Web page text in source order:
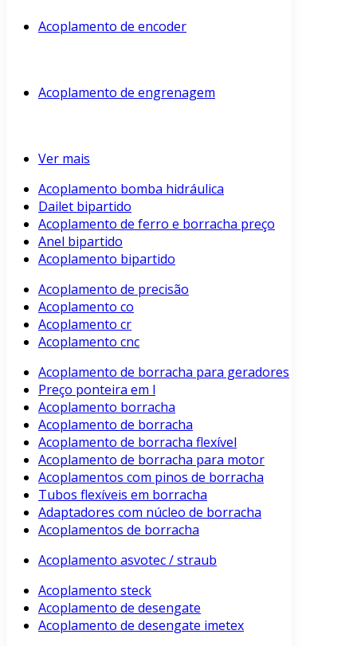
Acoplamento de encoder
Acoplamento de engrenagem
Ver mais
Acoplamento bomba hidráulica
Dailet bipartido
Acoplamento de ferro e borracha preço
Anel bipartido
Acoplamento bipartido
Acoplamento de precisão
Acoplamento co
Acoplamento cr
Acoplamento cnc
Acoplamento de borracha para geradores
Preço ponteira em l
Acoplamento borracha
Acoplamento de borracha
Acoplamento de borracha flexível
Acoplamento de borracha para motor
Acoplamentos com pinos de borracha
Tubos flexíveis em borracha
Adaptadores com núcleo de borracha
Acoplamentos de borracha
Acoplamento asvotec / straub
Acoplamento steck
Acoplamento de desengate
Acoplamento de desengate imetex